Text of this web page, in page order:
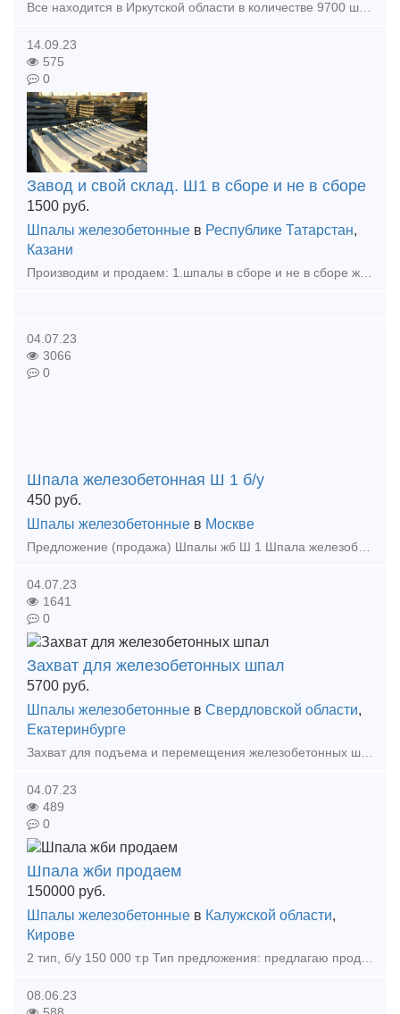
Все находится в Иркутской области в количестве 9700 шт. Шпала новая, не б/у про-во 2016-2018 год
14.09.23
575
0
Завод и свой склад. Ш1 в сборе и не в сборе
1500 руб.
Шпалы железобетонные в Республике Татарстан,
Казани
Производим и продаем: 1.шпалы в сборе и не в сборе железобетонные. 2.Шпалы деревянные и брус ж/д И реализуем весь материал всп.
04.07.23
3066
0
Шпала железобетонная Ш 1 б/у
450 руб.
Шпалы железобетонные в Москве
Предложение (продажа) Шпалы жб Ш 1 Шпала железобетонная Ш-1 б/у для укладки в железнодорожный путь рельсов типа Р75, Р65 и Р50 и рельсовых скреплений типа КБ
04.07.23
1641
0
Захват для железобетонных шпал
5700 руб.
Шпалы железобетонные в Свердловской области,
Екатеринбурге
04.07.23
489
0
Шпала жби продаем
150000 руб.
Шпалы железобетонные в Калужской области,
Кирове
08.06.23